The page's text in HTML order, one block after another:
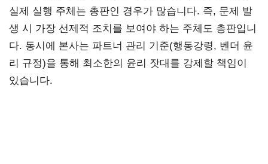
실제 실행 주체는 총판인 경우가 많습니다. 즉, 문제 발
생 시 가장 선제적 조치를 보여야 하는 주체도 총판입니
다. 동시에 본사는 파트너 관리 기준(행동강령, 벤더 윤
리 규정)을 통해 최소한의 윤리 잣대를 강제할 책임이
있습니다.